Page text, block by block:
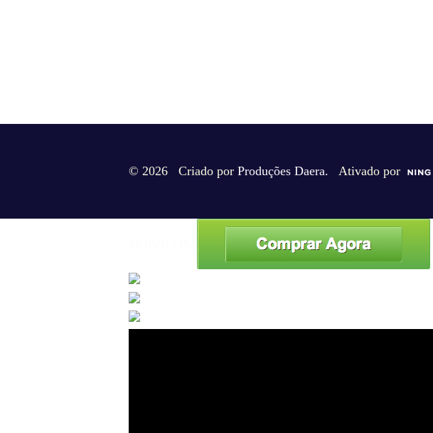
© 2026 Criado por Produções Daera. Ativado por